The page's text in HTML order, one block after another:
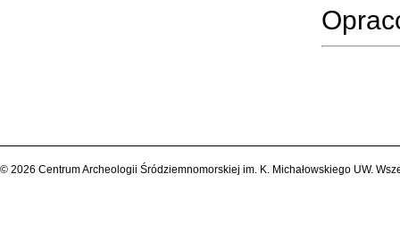
© 2026 Centrum Archeologii Śródziemnomorskiej im. K. Michałowskiego UW.